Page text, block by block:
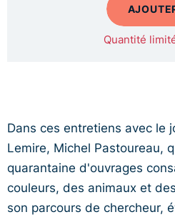
Quantité
Dans ces entretiens avec le
Lemire, Michel Pastoureau,
quarantaine d'ouvrages
couleurs, des animaux et
son parcours de chercheur,